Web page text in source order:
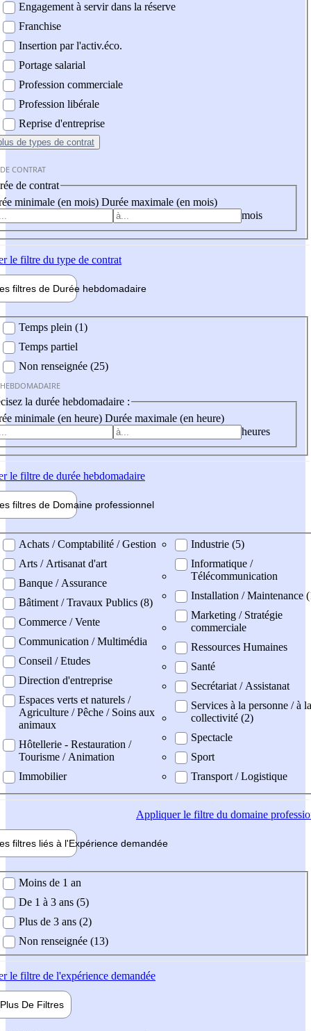
Engagement à servir dans la réserve
Franchise
Insertion par l'activ.éco.
Portage salarial
Profession commerciale
Profession libérale
Reprise d'entreprise
de types de contrat
CONTRAT
de contrat
minimale (en mois) Durée maximale (en mois)
mois
le filtre du type de contrat
filtres de Durée hebdomadaire
Temps plein (1)
Temps partiel
Non renseignée (25)
la durée hebdomadaire :
minimale (en heure) Durée maximale (en heure)
heures
le filtre de durée hebdomadaire
filtres de Domaine professionnel
professionel
Achats / Comptabilité / Gestion
Arts / Artisanat d'art
Banque / Assurance
Bâtiment / Travaux Publics (8)
Commerce / Vente
Communication / Multimédia
Conseil / Etudes
Direction d'entreprise
Espaces verts et naturels /
Agriculture / Pêche / Soins aux
animaux
Hôtellerie - Restauration /
Tourisme / Animation
Immobilier
Industrie (5)
Informatique /
Télécommunication
Installation / Maintenance
Marketing / Stratégie
commerciale
Ressources Humaines
Santé
Secrétariat / Assistanat
Services à la personne / à la
collectivité (2)
Spectacle
Sport
Transport / Logistique
Appliquerle filtre du domaine
filtres liés à l'Expérience demandée
demandée
Moins de 1 an
De 1 à 3 ans (5)
Plus de 3 ans (2)
Non renseignée (13)
le filtre de l'expérience demandée
Plus De Filtres